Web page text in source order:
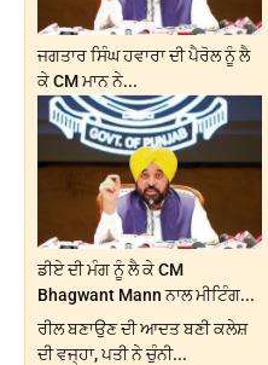
ਜਗਤਾਰ ਸਿੰਘ ਹਵਾਰਾ ਦੀ ਪੈਰੋਲ ਨੂੰ ਲੈ
ਕੇ CM ਮਾਨ ਨੇ...
ਡੀਏ ਦੀ ਮੰਗ ਨੂੰ ਲੈ ਕੇ CM
Bhagwant Mann ਨਾਲ ਮੀਟਿੰਗ...
ਰੀਲ ਬਣਾਉਣ ਦੀ ਆਦਤ ਬਣੀ ਕਲੇਸ਼
ਦੀ ਵਜ੍ਹਾ, ਪਤੀ ਨੇ ਚੁੰਨੀ...